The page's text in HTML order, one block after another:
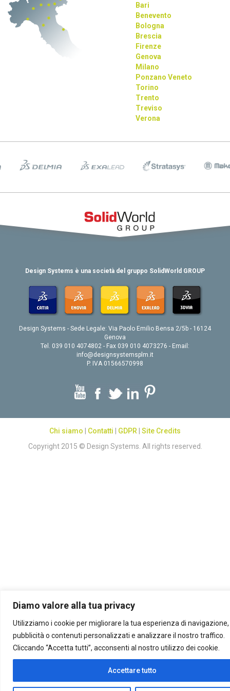
Diamo valore alla tua privacy
Utilizziamo i cookie per migliorare la tua esperienza di
pubblicità o contenuti personalizzati e analizzare il nostro traffico.
Cliccando “Accetta tutti”, acconsenti al nostro utilizzo dei cookie.
Accettare tutto
Bari
Benevento
Bologna
Brescia
Firenze
Genova
Milano
Ponzano Veneto
Torino
Trento
Treviso
Verona
Design Systems è una società del gruppo SolidWorld GROUP
Design Systems - Sede Legale: Via Paolo Emilio Bensa 2/5b - 16124
Genova
Tel. 039 010 4074802 - Fax 039 010 4073276 - Email:
info@designsystemsplm.it
P. IVA 01566570998
Chi siamo Contatti GDPR
Site Credits
Copyright 2015 © Design Systems. All rights reserved.